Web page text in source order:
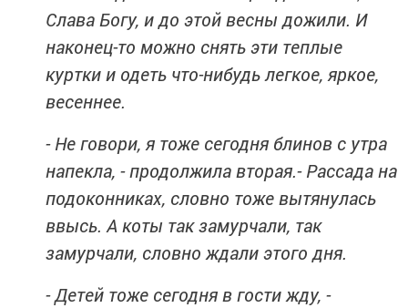
Слава Богу, и до этой весны дожили. И
наконец-то можно снять эти теплые
куртки и одеть что-нибудь легкое, яркое,
весеннее.
- Не говори, я тоже сегодня блинов с утра
напекла, - продолжила вторая.- Рассада на
подоконниках, словно тоже вытянулась
ввысь. А коты так замурчали, так
замурчали, словно ждали этого дня.
- Детей тоже сегодня в гости жду, -